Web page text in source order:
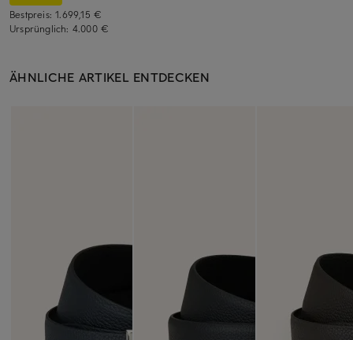
Bestpreis:1.699,15 €
Ursprünglich: 4.000 €
ÄHNLICHE ARTIKEL ENTDECKEN